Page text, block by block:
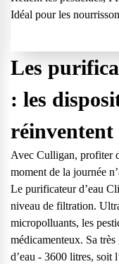
Idéal pour les
Les
: les
réinventent
Avec Culligan, profiter
moment de la journée
Le purificateur d’eau
niveau de filtration.
micropolluants, les
médicamenteux. Sa
d’eau - 3600 litres, soit